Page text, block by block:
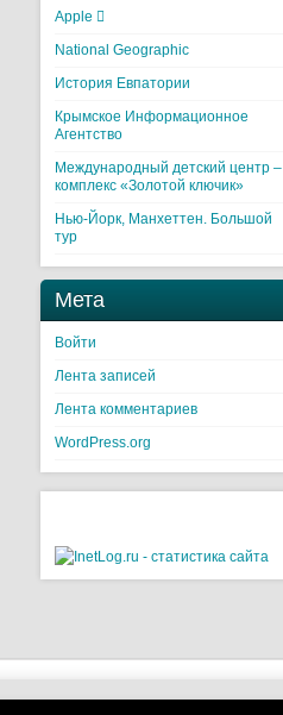
Apple 
National Geographic
История Евпатории
Крымское Информационное
Агентство
Международный детский центр –
комплекс «Золотой ключик»
Нью-Йорк, Манхеттен. Большой
тур
Мета
Войти
Лента записей
Лента комментариев
WordPress.org